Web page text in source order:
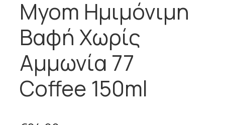
Myom Ημιμόνιμη
Βαφή Χωρίς
Αμμωνία 77
Coffee 150ml